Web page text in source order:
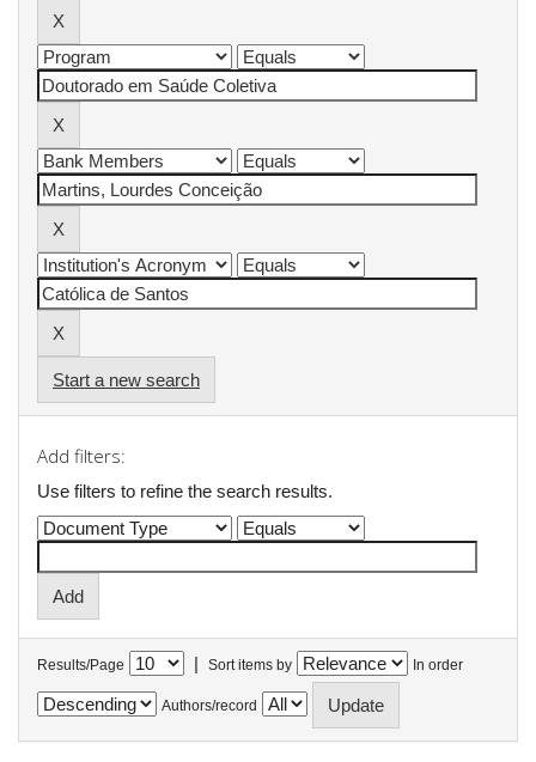
Start a new search
Add filters:
Use filters to refine the search results.
Results/Page | Sort items by In order
Authors/record